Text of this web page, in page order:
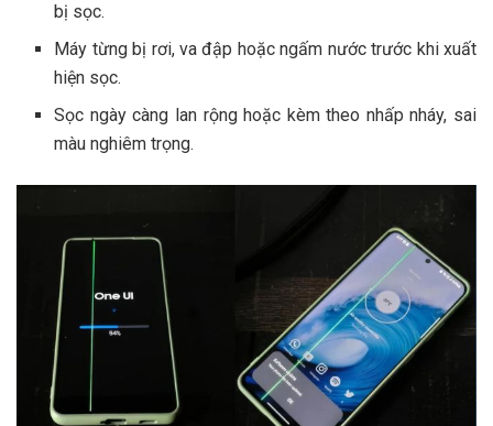
bị sọc.
Máy từng bị rơi, va đập hoặc ngấm nước trước khi xuất
hiện sọc.
Sọc ngày càng lan rộng hoặc kèm theo nhấp nháy, sai
màu nghiêm trọng.